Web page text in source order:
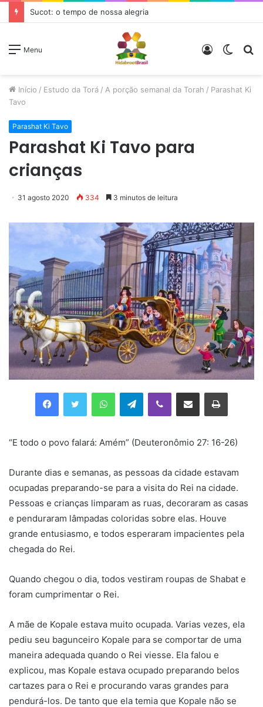
Sucot: o tempo de nossa alegria
Menu
Switch
Entrar
Início / Estudo da Torá / A porção semanal da Torah / Parashat Ki
Tavo
Parashat Ki Tavo
Parashat Ki Tavo para
crianças
31 agosto 2020 334 3 minutos de leitura
Telegram
“E todo o povo falará: Amém” (Deuteronômio 27: 16-26)
Durante dias e semanas, as pessoas da cidade estavam
ocupadas preparando-se para a visita do Rei na cidade.
Pessoas e crianças limparam as ruas, decoraram as casas
e penduraram lâmpadas coloridas sobre elas. Houve
grande entusiasmo, e todos esperaram impacientes pela
chegada do Rei.
Quando chegou o dia, todos vestiram roupas de Shabat e
foram cumprimentar o Rei.
A mãe de Kopale estava muito ocupada. Varias vezes, ela
pediu seu bagunceiro Kopale para se comportar de uma
maneira adequada quando o Rei viesse. Ela falou e
explicou, mas Kopale estava ocupado preparando belos
cartazes para o Rei e procurando varas grandes para
pendurá-los. De tanto que ela temia que Kopale não se